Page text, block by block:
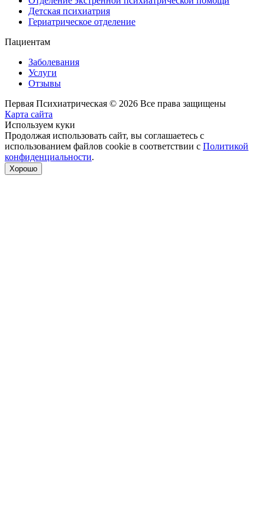
Детская психиатрия
Гериатрическое отделение
Пациентам
Заболевания
Услуги
Отзывы
Первая Психиатрическая © 2026 Все права защищены
Карта сайта
Используем куки
Продолжая использовать сайт, вы соглашаетесь с
использованием файлов cookie в соответствии с Политикой
конфиденциальности.
Хорошо